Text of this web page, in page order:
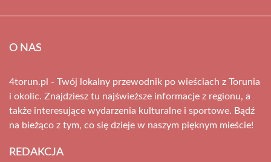
O NAS
4torun.pl - Twój lokalny przewodnik po wieściach z Torunia
i okolic. Znajdziesz tu najświeższe informacje z regionu, a
także interesujące wydarzenia kulturalne i sportowe. Bądź
na bieżąco z tym, co się dzieje w naszym pięknym mieście!
REDAKCJA